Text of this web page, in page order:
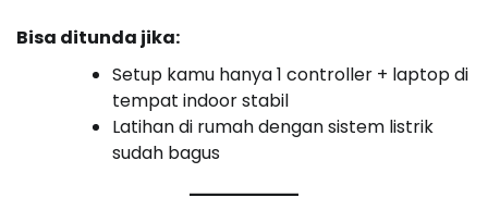
Bisa ditunda jika:
Setup kamu hanya 1 controller + laptop di
tempat indoor stabil
Latihan di rumah dengan sistem listrik
sudah bagus